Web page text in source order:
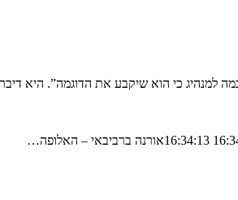
למנהיג כי הוא שיקבע את הדוגמה”. היא
אורנה ברביבאי – האלופה…